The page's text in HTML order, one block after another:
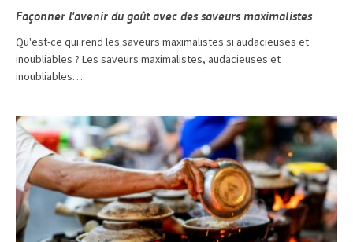
Façonner l'avenir du goût avec des saveurs maximalistes
Qu'est-ce qui rend les saveurs maximalistes si audacieuses et
inoubliables ? Les saveurs maximalistes, audacieuses et
inoubliables…